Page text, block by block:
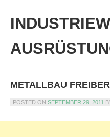
content
METALLBAU
POSTED ON SEPTEMBER 29, 2011